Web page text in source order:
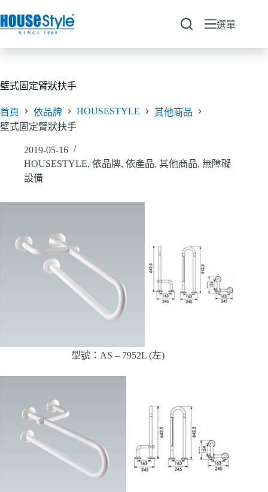
至
要
容
選單
壁式固定臂狀扶手
首頁 依品牌 HOUSESTYLE
其他商品
壁式固定臂狀扶手
2019-05-16
HOUSESTYLE, 依品牌, 依產品, 其他商品, 無障礙
設備
型號：AS – 7952L (左)